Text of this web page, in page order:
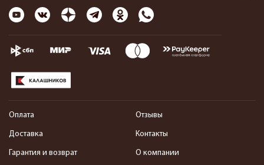
Оплата
Доставка
Гарантия и возврат
Отзывы
Контакты
О компании